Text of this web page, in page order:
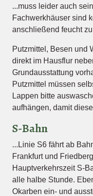
...muss leider auch
Fachwerkhäuser sind
anschließend feucht
Putzmittel, Besen und
direkt im Hausflur
Grundausstattung
Putzmittel müssen
Lappen bitte
aufhängen, damit
S-Bahn
...Linie S6 fährt ab
Frankfurt und
Hauptverkehrszeit S-
alle halbe Stunde.
Okarben ein- und